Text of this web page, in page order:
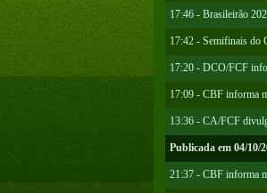
17:46 - Brasileirão
17:42 - Semifinais do
17:20 - DCO/FCF
17:09 - CBF informa
13:36 - CA/FCF
Publicada em 04/10/
21:37 - CBF informa